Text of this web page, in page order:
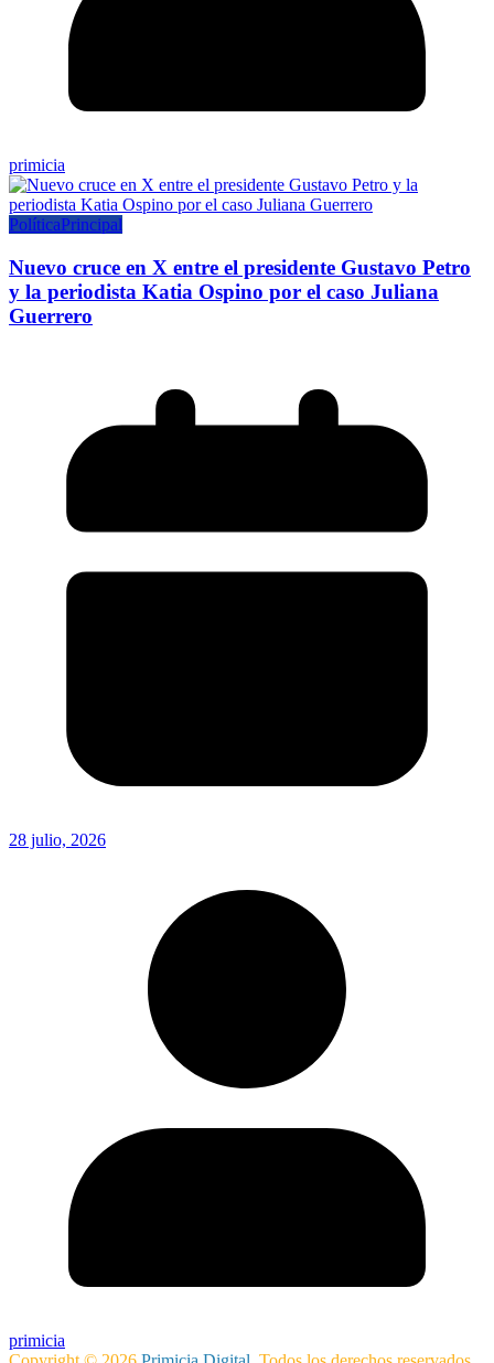
primicia
PolíticaPrincipal
Nuevo cruce en X entre el presidente Gustavo Petro
y la periodista Katia Ospino por el caso Juliana
Guerrero
28 julio, 2026
primicia